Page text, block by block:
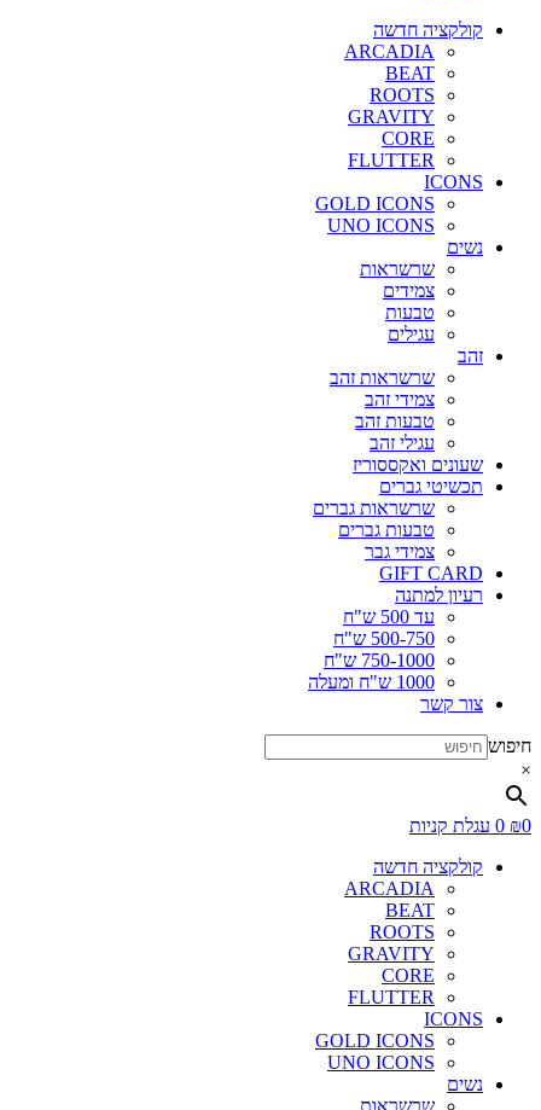
קולקציה חדשה
ARCADIA
BEAT
ROOTS
GRAVITY
CORE
FLUTTER
ICONS
GOLD ICONS
UNO ICONS
נשים
שרשראות
צמידים
טבעות
עגילים
זהב
שרשראות זהב
צמידי זהב
טבעות זהב
עגילי זהב
שעונים ואקססוריז
תכשיטי גברים
שרשראות גברים
טבעות גברים
צמידי גבר
GIFT CARD
רעיון למתנה
עד 500 ש"ח
500-750 ש"ח
750-1000 ש"ח
1000 ש"ח ומעלה
צור קשר
חיפוש
×
₪0
0 עגלת קניות
קולקציה חדשה
ARCADIA
BEAT
ROOTS
GRAVITY
CORE
FLUTTER
ICONS
GOLD ICONS
UNO ICONS
נשים
שרשראות